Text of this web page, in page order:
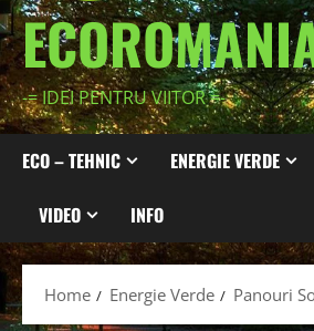
-= IDEI PENTRU VIITOR =-
ECO – TEHNIC ENERGIE VERDE
VIDEO INFO
Home Energie Verde Panouri